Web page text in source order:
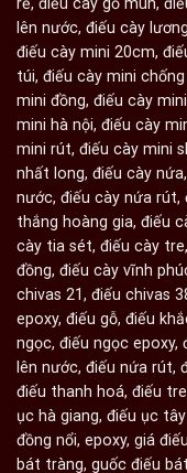
lên nước, điếu cày
điếu cày mini 20cm,
túi, điếu cày mini
mini đồng, điếu cày
mini hà nội, điếu cày
mini rút, điếu cày mini
nhất long, điếu cày nứa,
nước, điếu cày nứa rút,
thắng hoàng gia, điếu
cày tia sét, điếu cày tre,
đồng, điếu cày vĩnh
chivas 21, điếu chivas
epoxy, điếu gỗ, điếu
ngọc, điếu ngọc epoxy,
lên nước, điếu nứa rút,
điếu thanh hoá, điếu tre
ục hà giang, điếu ục
đồng nổi, epoxy, giá
bát tràng, guốc điếu bát